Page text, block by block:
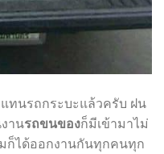
นรถกระบะแล้วครับ ฝน
านรถขนของก็มีเข้ามาไม่
ก็ได้ออกงานกันทุกคนทุก